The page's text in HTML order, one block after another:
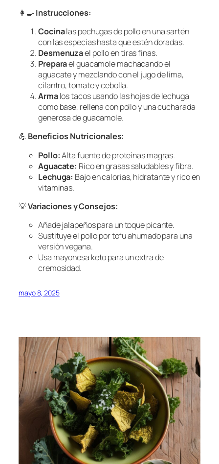
👩‍🍳Instrucciones:
Cocinalas pechugas de pollo en una sartén
con las especias hasta que estén doradas.
Desmenuzael pollo en tiras finas.
Preparael guacamole machacando el
aguacate y mezclando con el jugo de lima,
cilantro, tomate y cebolla.
Armalos tacos usando las hojas de lechuga
como base, rellena con pollo y una cucharada
generosa de guacamole.
💪 Beneficios Nutricionales:
Pollo:Alta fuente de proteínas magras.
Aguacate: Rico en grasas saludables y fibra.
Lechuga: Bajo en calorías, hidratante y rico en
vitaminas.
💡Variaciones y Consejos:
Añade jalapeños para un toque picante.
Sustituye el pollo por tofu ahumado para una
versión vegana.
Usa mayonesa keto para un extra de
cremosidad.
mayo 8, 2025